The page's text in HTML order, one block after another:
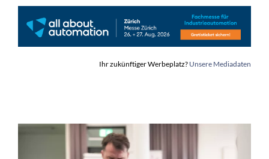
Ihr zukünftiger Werbeplatz? Unsere Mediadaten